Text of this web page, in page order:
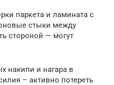
паркета и ламината с
стыки между
стороной — могут
накипи и нагара в
– активно потереть